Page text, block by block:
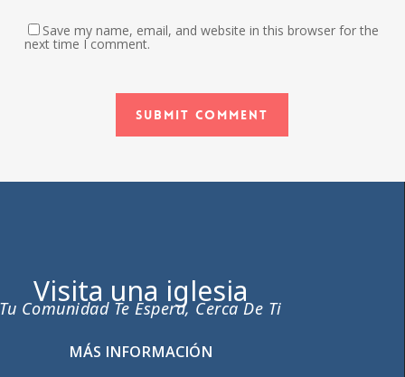
Save my name, email, and website in this browser for the
next time I comment.
Visita una iglesia
Tu Comunidad Te Espera, Cerca De Ti
MÁS INFORMACIÓN